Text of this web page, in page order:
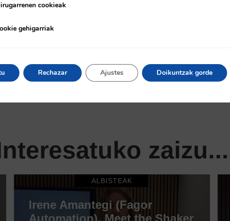
zaizu...
ALBISTEAK
Irene Amantegi (Fagor
cookieakcookieak
gehigarriak
Rechazar Ajustes Doikuntzak gorde